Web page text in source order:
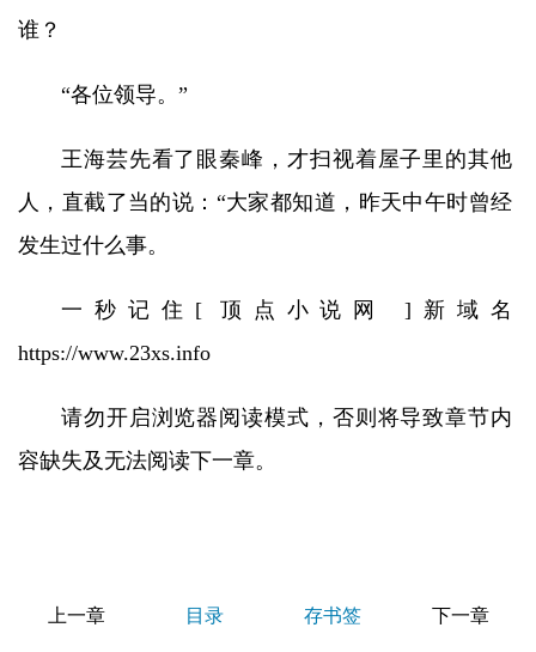
谁？
“各位领导。”
王海芸先看了眼秦峰，才扫视着屋子里的其他
人，直截了当的说：“大家都知道，昨天中午时曾经
发生过什么事。
一秒记住[ 顶点小说网 ]新域名
https://www.23xs.info
请勿开启浏览器阅读模式，否则将导致章节内
容缺失及无法阅读下一章。
上一章 目录 存书签 下一章